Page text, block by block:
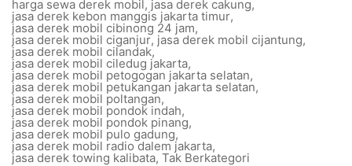
harga sewa derek mobil, jasa derek cakung,
jasa derek kebon manggis jakarta timur,
jasa derek mobil cibinong 24 jam,
jasa derek mobil ciganjur, jasa derek mobil cijantung,
jasa derek mobil cilandak,
jasa derek mobil ciledug jakarta,
jasa derek mobil petogogan jakarta selatan,
jasa derek mobil petukangan jakarta selatan,
jasa derek mobil poltangan,
jasa derek mobil pondok indah,
jasa derek mobil pondok pinang,
jasa derek mobil pulo gadung,
jasa derek mobil radio dalem jakarta,
jasa derek towing kalibata, Tak Berkategori